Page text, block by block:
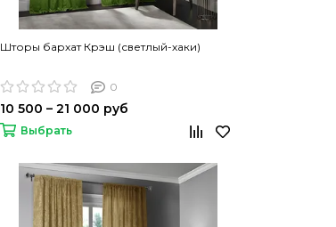
Шторы бархат Крэш (светлый-хаки)
0
10 500 – 21 000 руб
Выбрать